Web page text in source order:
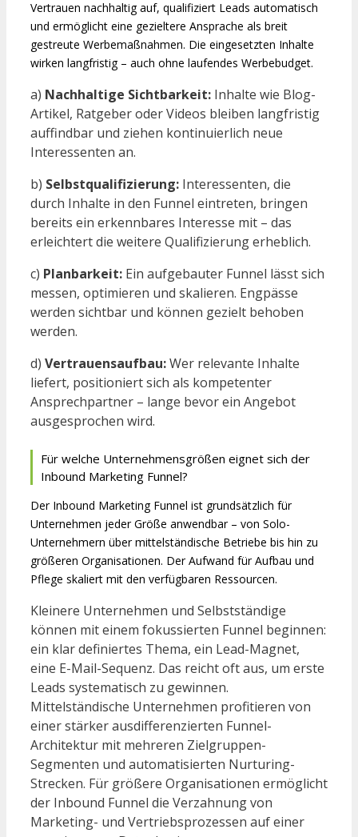
Vertrauen nachhaltig auf, qualifiziert Leads automatisch
und ermöglicht eine gezieltere Ansprache als breit
gestreute Werbemaßnahmen. Die eingesetzten Inhalte
wirken langfristig – auch ohne laufendes Werbebudget.
a) Nachhaltige Sichtbarkeit: Inhalte wie Blog-
Artikel, Ratgeber oder Videos bleiben langfristig
auffindbar und ziehen kontinuierlich neue
Interessenten an.
b) Selbstqualifizierung: Interessenten, die
durch Inhalte in den Funnel eintreten, bringen
bereits ein erkennbares Interesse mit – das
erleichtert die weitere Qualifizierung erheblich.
c) Planbarkeit: Ein aufgebauter Funnel lässt sich
messen, optimieren und skalieren. Engpässe
werden sichtbar und können gezielt behoben
werden.
d) Vertrauensaufbau:Wer relevante Inhalte
liefert, positioniert sich als kompetenter
Ansprechpartner – lange bevor ein Angebot
ausgesprochen wird.
Für welche Unternehmensgrößen eignet sich der
Inbound Marketing Funnel?
Der Inbound Marketing Funnel ist grundsätzlich für
Unternehmen jeder Größe anwendbar – von Solo-
Unternehmern über mittelständische Betriebe bis hin zu
größeren Organisationen. Der Aufwand für Aufbau und
Pflege skaliert mit den verfügbaren Ressourcen.
Kleinere Unternehmen und Selbstständige
können mit einem fokussierten Funnel beginnen:
ein klar definiertes Thema, ein Lead-Magnet,
eine E-Mail-Sequenz. Das reicht oft aus, um erste
Leads systematisch zu gewinnen.
Mittelständische Unternehmen profitieren von
einer stärker ausdifferenzierten Funnel-
Architektur mit mehreren Zielgruppen-
Segmenten und automatisierten Nurturing-
Strecken. Für größere Organisationen ermöglicht
der Inbound Funnel die Verzahnung von
Marketing- und Vertriebsprozessen auf einer